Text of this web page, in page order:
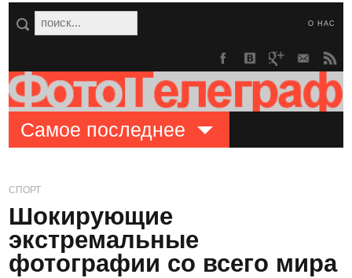
О НАС
Самое последнее
СПОРТ
Шокирующие
экстремальные
фотографии со всего мира